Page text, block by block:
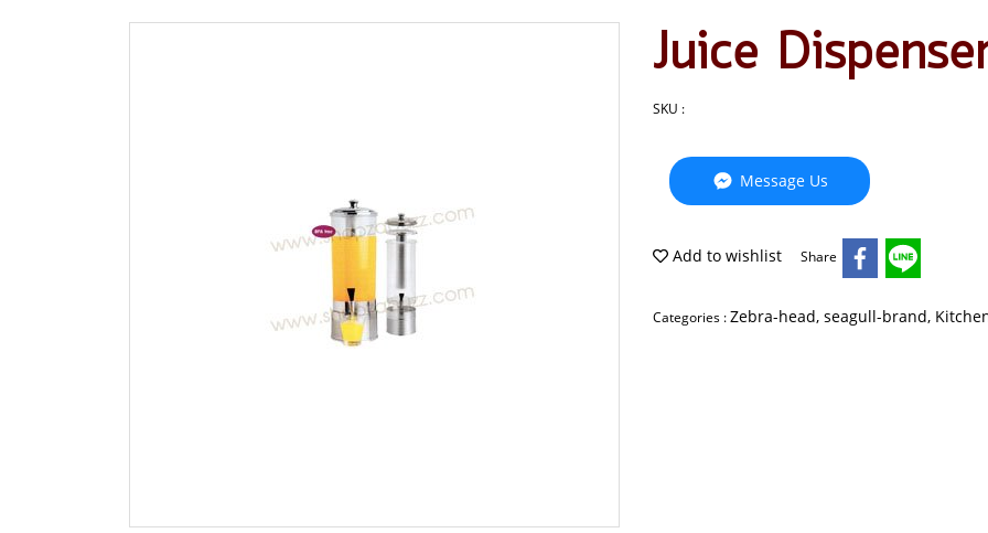
Juice
SKU :
Message Us
Add to wishlist Share
Categories :Zebra-head, seagull-brand,